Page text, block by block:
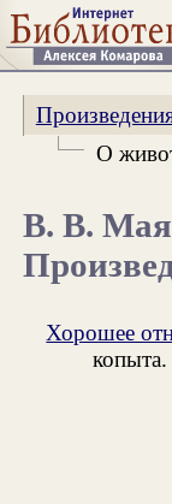
О
В. В.
Хорошее